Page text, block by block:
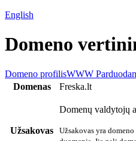
English
Domeno
Domeno profilisWWW
Domenas
Freska.lt
Užsakovas
Domenų valdytojų
Užsakovas yra